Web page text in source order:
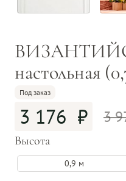
настольная
Под заказ
3
3 176
Высота
0,9 м